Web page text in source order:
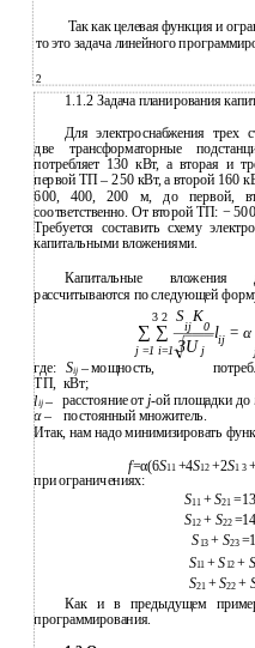
Так как целевая функция и
то это задача линейного
2
1.1.2 Задача планирования
Для электроснабжения трех
две трансформаторные
потребляет 130 кВт, а вторая и
первой ТП – 250 кВт, а второй 160
600, 400, 200 м, до первой,
соответственно. От второй ТП: −
Требуется составить схему
капитальными вложениями.
Капитальные вложения
рассчитываются по следующей
3 2 S
ij
K
0
∑ ∑ l =α
ij
j =1 i=13Uj
где: Sij – мощность,
ТП, кВт;
lij– расстояние отj-ой площадки до
α– постоянный множитель.
Итак, нам надо минимизировать
f=α(6S11 +4S12+2S1 3
при ограничениях:
S11 +S21
S12+ S22
S13 + S23
S11+S12+ S
S21 +S22 +
Как и в предыдущем
программирования.